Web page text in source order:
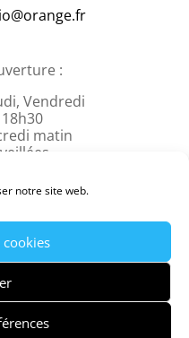
notre site web.
cookies
:
Vendredi
matin